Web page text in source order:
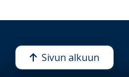
Sivun alkuun